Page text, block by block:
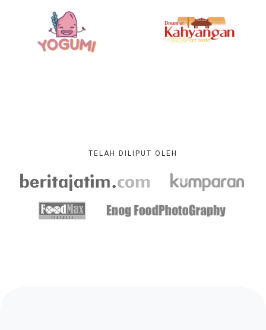
TELAH DILIPUT OLEH